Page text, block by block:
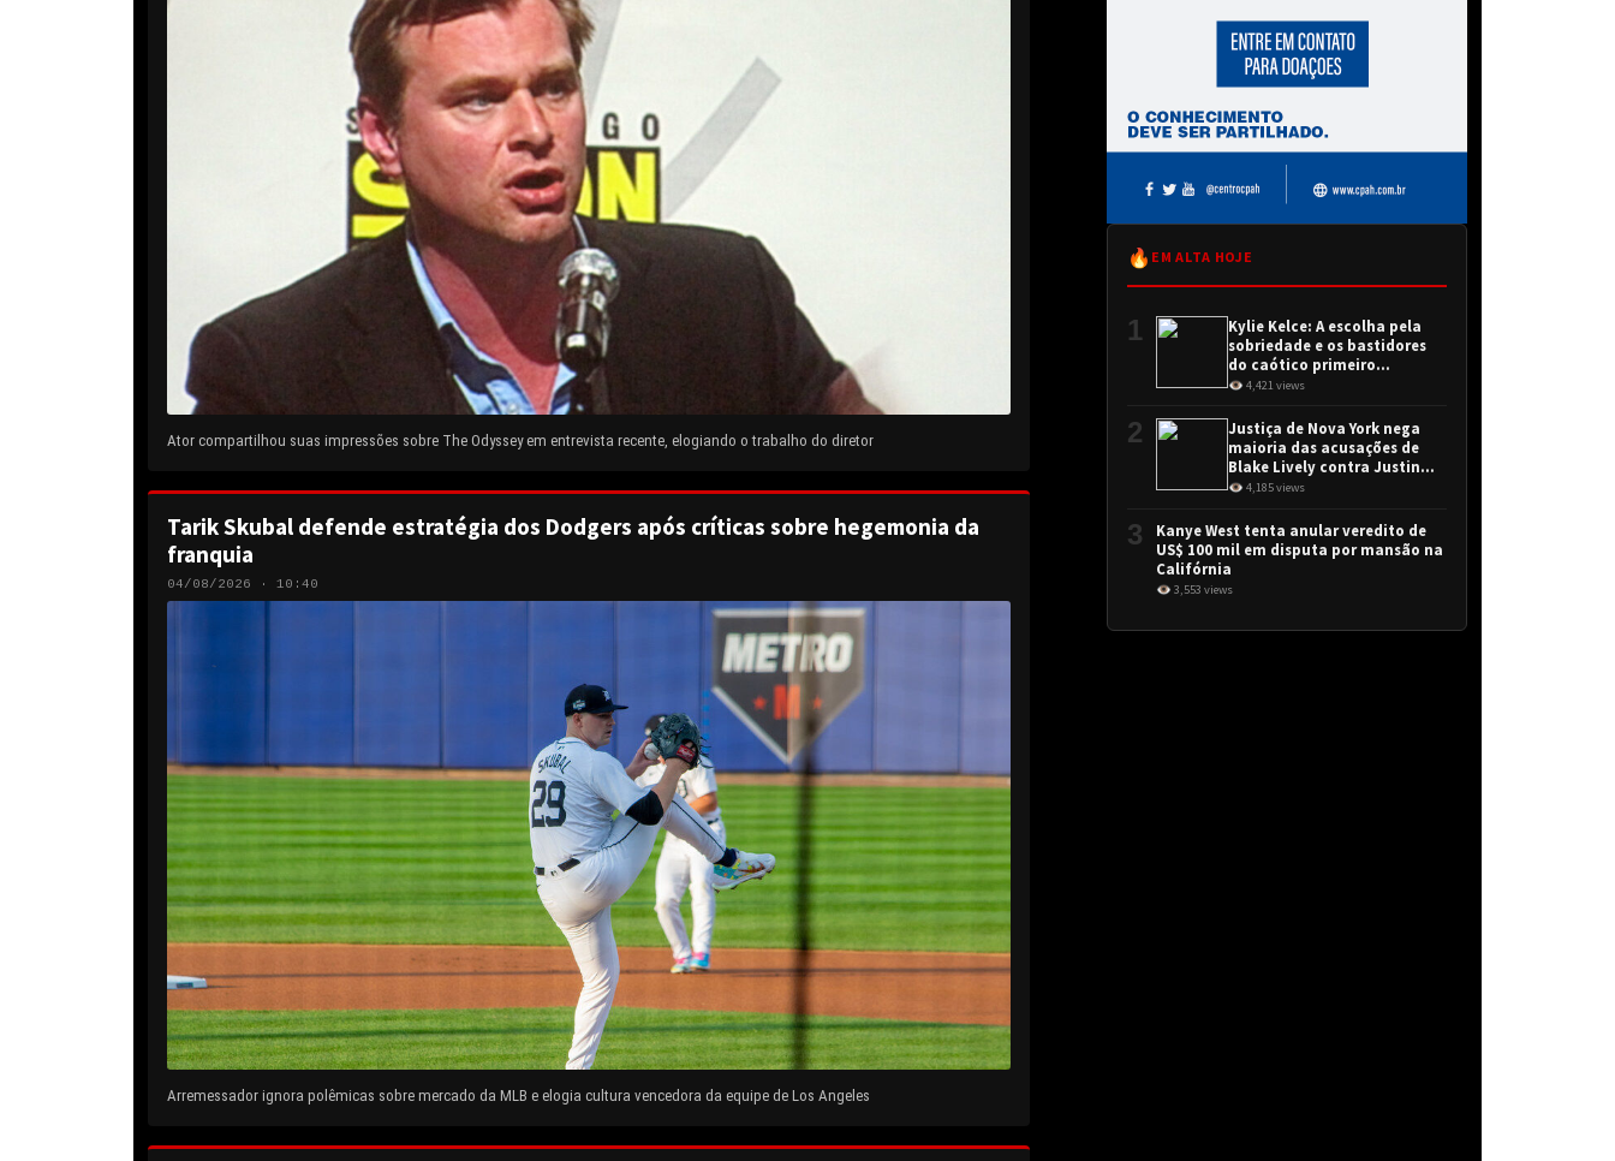
Ator compartilhou suas impressões sobre The Odyssey em entrevista recente, elogiando o trabalho do diretor
Tarik Skubal defende estratégia dos Dodgers após críticas sobre hegemonia da
franquia
04/08/2026 · 10:40
Arremessador ignora polêmicas sobre mercado da MLB e elogia cultura vencedora da equipe de Los Angeles
🔥 EM ALTA HOJE
1
Kylie Kelce: A escolha pela
sobriedade e os bastidores
do caótico primeiro
encontro
👁 4,421 views
2
Justiça de Nova York nega
maioria das acusações de
Blake Lively contra Justin
Baldoni
👁 4,185 views
3
Kanye West tenta anular veredito de
US$ 100 mil em disputa por mansão na
Califórnia
👁 3,553 views